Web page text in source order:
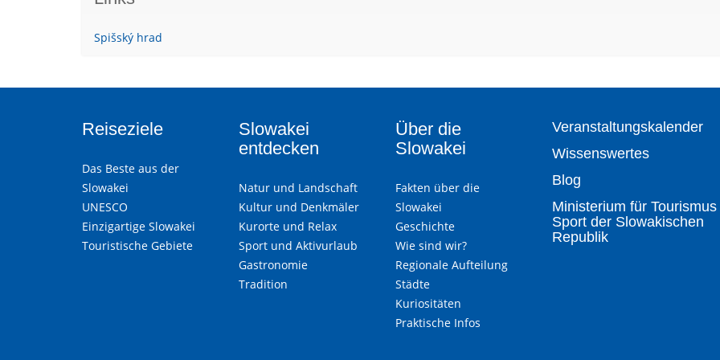
Spišský hrad
Reiseziele
Das Beste aus der
Slowakei
UNESCO
Einzigartige Slowakei
Touristische Gebiete
Slowakei
entdecken
Natur und Landschaft
Kultur und Denkmäler
Kurorte und Relax
Sport und Aktivurlaub
Gastronomie
Tradition
Über die
Slowakei
Fakten über die
Slowakei
Geschichte
Wie sind wir?
Regionale Aufteilung
Städte
Kuriositäten
Praktische Infos
Veranstaltungskalender
Wissenswertes
Blog
Ministerium für
Sport der Slowakischen
Republik